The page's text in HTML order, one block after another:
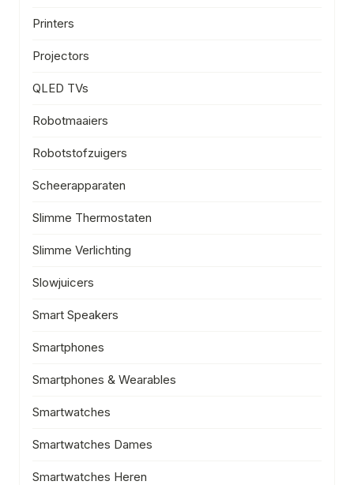
Printers
Projectors
QLED TVs
Robotmaaiers
Robotstofzuigers
Scheerapparaten
Slimme Thermostaten
Slimme Verlichting
Slowjuicers
Smart Speakers
Smartphones
Smartphones & Wearables
Smartwatches
Smartwatches Dames
Smartwatches Heren